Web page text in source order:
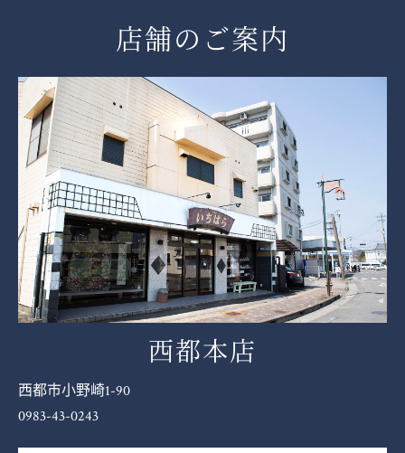
店舗のご案内
西都本店
西都市小野崎1-90
0983-43-0243